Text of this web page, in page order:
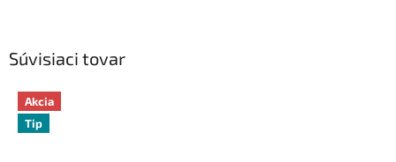
Súvisiaci tovar
Akcia
Tip